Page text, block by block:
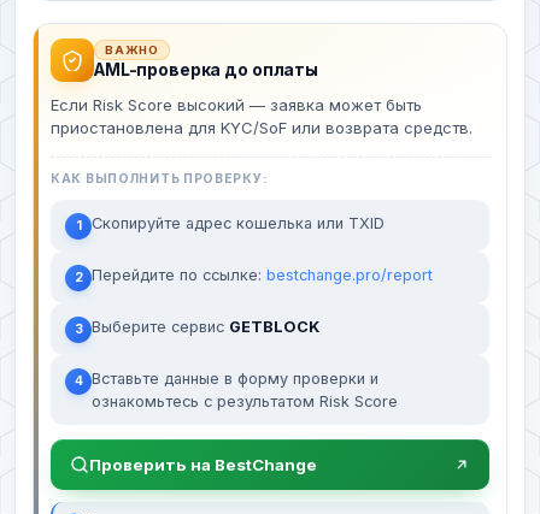
ВАЖНО
AML-проверка до оплаты
Если Risk Score высокий — заявка может быть
приостановлена для KYC/SoF или возврата средств.
КАК ВЫПОЛНИТЬ ПРОВЕРКУ:
1 Скопируйте адрес кошелька или TXID
2 Перейдите по ссылке: bestchange.pro/report
3 Выберите сервис GETBLOCK
4 Вставьте данные в форму проверки и
ознакомьтесь с результатом Risk Score
Проверить на BestChange